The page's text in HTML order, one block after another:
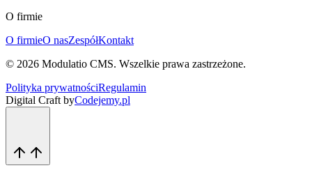
O firmie
O firmieO nasZespółKontakt
© 2026 Modulatio CMS. Wszelkie prawa zastrzeżone.
Polityka prywatnościRegulamin
Digital Craft byCodejemy.pl